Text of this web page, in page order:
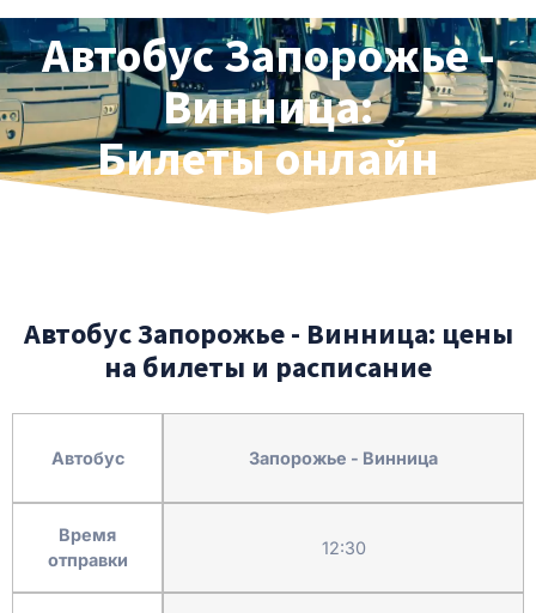
Автобус Запорожье -
Винница:
Билеты онлайн
Автобус Запорожье - Винница: цены
на билеты и расписание
Автобус
Время
отправки
Запорожье - Винница
12:30